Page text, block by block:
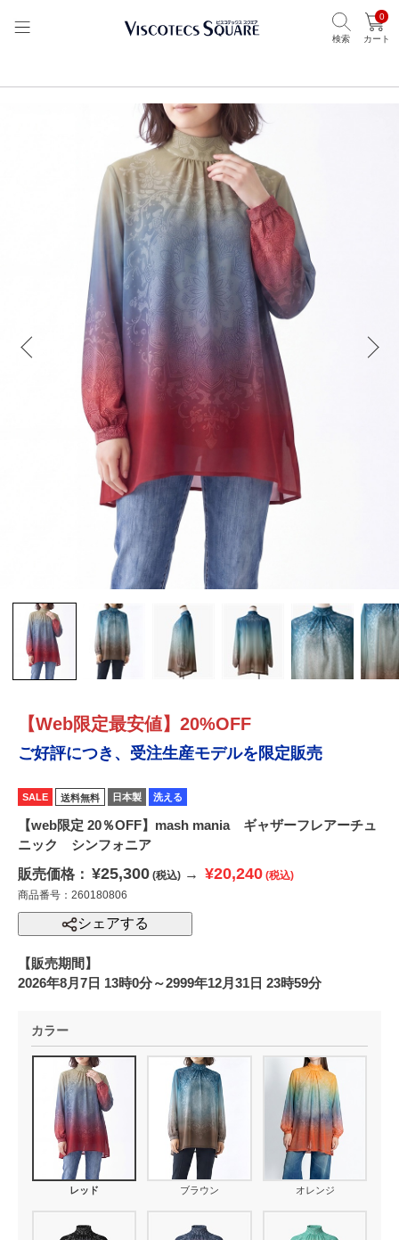
検索
0
カート
【Web限定最安値】20%OFF
ご好評につき、受注生産モデルを限定販売
SALE 送料無料 日本製 洗える
【web限定 20％OFF】mash mania ギャザーフレアーチュ
ニック シンフォニア
販売価格： ¥25,300 (税込) → ¥20,240 (税込)
商品番号：260180806
シェアする
【販売期間】
2026年8月7日 13時0分～2999年12月31日 23時59分
カラー
レッド ブラウン オレンジ